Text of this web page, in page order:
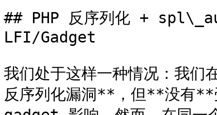
## PHP 反序列化 +
LFI/Gadget
我们处于这样一种情况：我们
反序列化漏洞**，但**没